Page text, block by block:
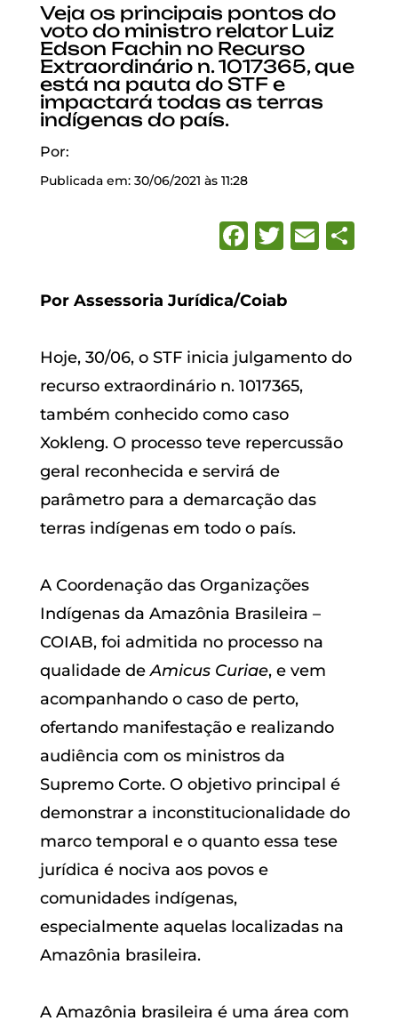
Veja os principais pontos do
voto do ministro relator Luiz
Edson Fachin no Recurso
Extraordinário n. 1017365, que
está na pauta do STF e
impactará todas as terras
indígenas do país.
Por:
Publicada em: 30/06/2021 às 11:28
Facebook
Twitter
Por Assessoria Jurídica/Coiab
Hoje, 30/06, o STF inicia julgamento do
recurso extraordinário n. 1017365,
também conhecido como caso
Xokleng. O processo teve repercussão
geral reconhecida e servirá de
parâmetro para a demarcação das
terras indígenas em todo o país.
A Coordenação das Organizações
Indígenas da Amazônia Brasileira –
COIAB, foi admitida no processo na
qualidade deAmicus Curiae, e vem
acompanhando o caso de perto,
ofertando manifestação e realizando
audiência com os ministros da
Supremo Corte. O objetivo principal é
demonstrar a inconstitucionalidade do
marco temporal e o quanto essa tese
jurídica é nociva aos povos e
comunidades indígenas,
especialmente aquelas localizadas na
Amazônia brasileira.
A Amazônia brasileira é uma área com